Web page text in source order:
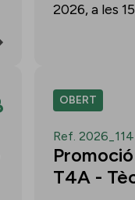
2026, a les
OBERT
Ref. 2026_114
T4A -